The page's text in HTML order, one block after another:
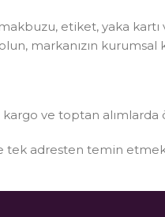
etiket, yaka
markanızın
ve toptan
tek adresten temin